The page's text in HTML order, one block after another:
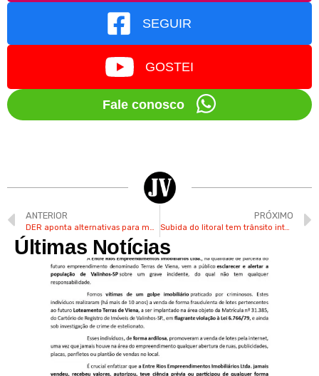
SEGUIR
GOSTEI
Fale conosco
ANTERIOR PRÓXIMO
Subida do litoral tem trânsito intenso na manhã desta 4ª
Últimas Notícias